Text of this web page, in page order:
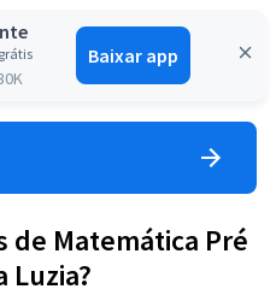
Baixar app
Entrar
de Matemática Pré
Luzia?